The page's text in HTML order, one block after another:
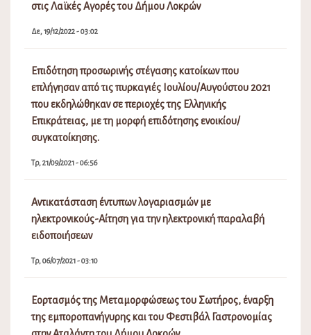
στις Λαϊκές Αγορές του Δήμου Λοκρών
Δε, 19/12/2022 - 03:02
Επιδότηση προσωρινής στέγασης κατοίκων που
επλήγησαν από τις πυρκαγιές Ιουλίου/Αυγούστου 2021
που εκδηλώθηκαν σε περιοχές της Ελληνικής
Επικράτειας, με τη μορφή επιδότησης ενοικίου/
συγκατοίκησης.
Τρ, 21/09/2021 - 06:56
Αντικατάσταση έντυπων λογαριασμών με
ηλεκτρονικούς-Αίτηση για την ηλεκτρονική παραλαβή
ειδοποιήσεων
Τρ, 06/07/2021 - 03:10
Εορτασμός της Μεταμορφώσεως του Σωτήρος, έναρξη
της εμποροπανήγυρης και του Φεστιβάλ Γαστρονομίας